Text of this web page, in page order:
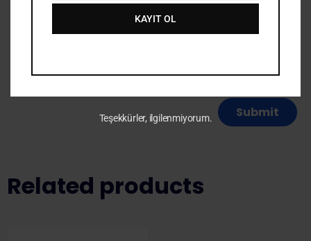
Related products
KAYIT OL
Teşekkürler, ilgilenmiyorum.